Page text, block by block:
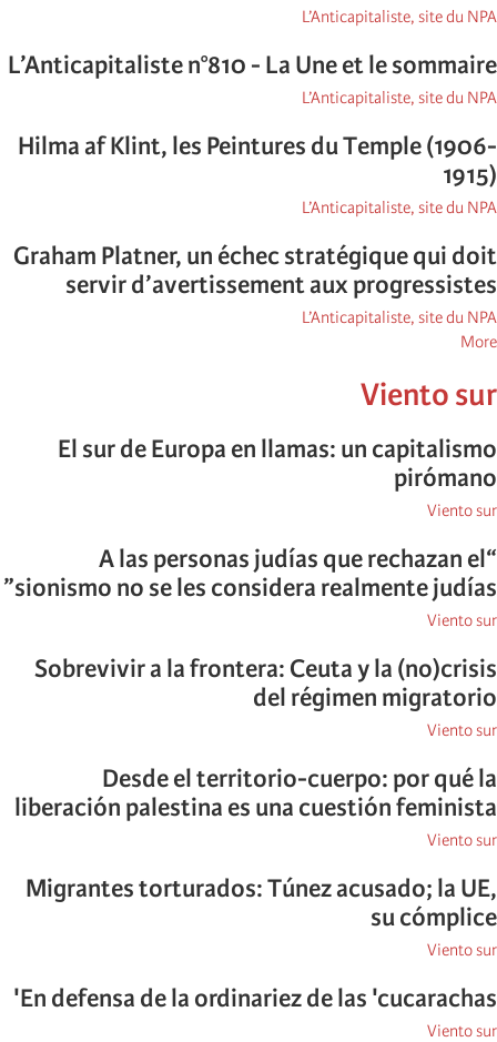
L’Anticapitaliste, site du NPA
L’Anticapitaliste n°810 - La Une et le sommaire
L’Anticapitaliste, site du NPA
Hilma af Klint, les Peintures du Temple (1906-
1915)
L’Anticapitaliste, site du NPA
Graham Platner, un échec stratégique qui doit
servir d’avertissement aux progressistes
L’Anticapitaliste, site du NPA
More
L’Anticapitaliste,
du
NPA
Viento sur
El sur de Europa en llamas: un capitalismo
pirómano
Viento sur
“A las personas judías que rechazan el
sionismo no se les considera realmente judías”
Viento sur
Sobrevivir a la frontera: Ceuta y la (no)crisis
del régimen migratorio
Viento sur
Desde el territorio-cuerpo: por qué la
liberación palestina es una cuestión feminista
Viento sur
Migrantes torturados: Túnez acusado; la UE,
su cómplice
Viento sur
En defensa de la ordinariez de las 'cucarachas'
Viento sur